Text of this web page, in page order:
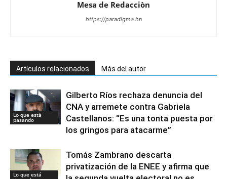
Mesa de Redacciòn
https://paradigma.hn
Artículos relacionados Más del autor
Lo que está
pasando
Gilberto Ríos rechaza denuncia del
CNA y arremete contra Gabriela
Castellanos: “Es una tonta puesta por
los gringos para atacarme”
Lo que está
Tomás Zambrano descarta
privatización de la ENEE y afirma que